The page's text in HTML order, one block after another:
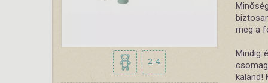
2-4
meg a
Mindig
kaland!